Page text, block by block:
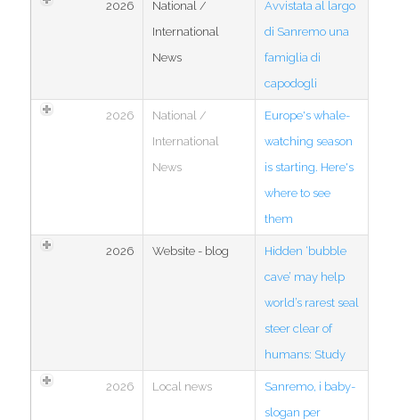
2026
National /
International
News
Avvistata al largo
di Sanremo una
famiglia di
capodogli
2026
National /
International
News
Europe's whale-
watching season
is starting. Here's
where to see
them
2026 Website - blog
Hidden ‘bubble
cave’ may help
world’s rarest seal
steer clear of
humans: Study
2026 Local news
Sanremo, i baby-
slogan per